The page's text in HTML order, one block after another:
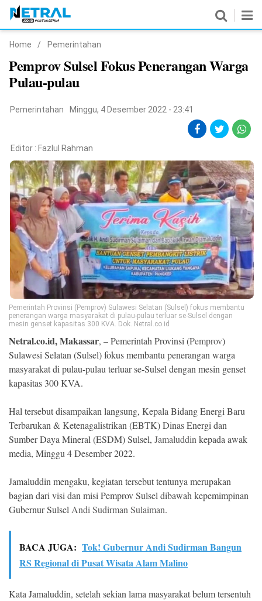
Nasional
Pemerintahan
Hukrim
Pendidikan
Peristiwa
Olahraga
Ekonomi
Memori
©
Copyright
2026
All
Right
Reserved
Home / Pemerintahan
Pemprov Sulsel Fokus Penerangan Warga
Pulau-pulau
Pemerintahan Minggu, 4 Desember 2022 - 23:41
Editor : Fazlul Rahman
Pemerintah Provinsi (Pemprov) Sulawesi Selatan (Sulsel) fokus membantu
penerangan warga masyarakat di pulau-pulau terluar se-Sulsel dengan
mesin genset kapasitas 300 KVA. Dok. Netral.co.id
Netral.co.id, Makassar, – Pemerintah Provinsi (Pemprov)
Sulawesi Selatan (Sulsel) fokus membantu penerangan warga
masyarakat di pulau-pulau terluar se-Sulsel dengan mesin genset
kapasitas 300 KVA.
Hal tersebut disampaikan langsung, Kepala Bidang Energi Baru
Terbarukan & Ketenagalistrikan (EBTK) Dinas Energi dan
Sumber Daya Mineral (ESDM) Sulsel, Jamaluddin kepada awak
media, Minggu 4 Desember 2022.
Jamaluddin mengaku, kegiatan tersebut tentunya merupakan
bagian dari visi dan misi Pemprov Sulsel dibawah kepemimpinan
Gubernur Sulsel Andi Sudirman Sulaiman.
BACA JUGA: Tok! Gubernur Andi Sudirman Bangun
RS Regional di Pusat Wisata Alam Malino
Kata Jamaluddin, setelah sekian lama masyarakat belum tersentuh